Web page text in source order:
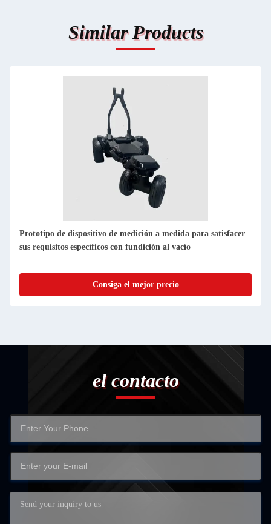
Similar Products
Servicios de mecanizado de prototipos de dispositivos de
medición de precisión para la fabricación de piezas a medida
Consiga el mejor precio
el contacto